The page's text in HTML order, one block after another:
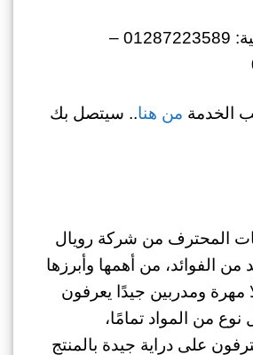
اتصل بأرقام الآتية: 01287223589 –
الخدمة من هنا.. سيتصل بك
المحترف من شركة رويال
الفوائد، من أهمها وأبرزها
مهرة ومدربين جيدًا يعرفون
من المواد تمامًا،
على دراية جيدة بالمنتج